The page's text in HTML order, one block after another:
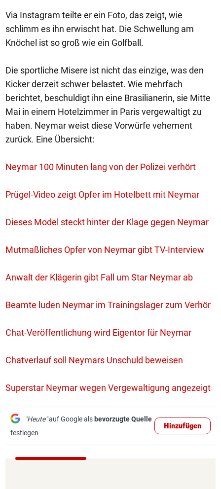
Via Instagram teilte er ein Foto, das zeigt, wie
schlimm es ihn erwischt hat. Die Schwellung am
Knöchel ist so groß wie ein Golfball.
Die sportliche Misere ist nicht das einzige, was den
Kicker derzeit schwer belastet. Wie mehrfach
berichtet, beschuldigt ihn eine Brasilianerin, sie Mitte
Mai in einem Hotelzimmer in Paris vergewaltigt zu
haben. Neymar weist diese Vorwürfe vehement
zurück. Eine Übersicht:
Neymar 100 Minuten lang von der Polizei verhört
Prügel-Video zeigt Opfer im Hotelbett mit Neymar
Dieses Model steckt hinter der Klage gegen Neymar
Mutmaßliches Opfer von Neymar gibt TV-Interview
Anwalt der Klägerin gibt Fall um Star Neymar ab
Beamte luden Neymar im Trainingslager zum Verhör
Chat-Veröffentlichung wird Eigentor für Neymar
Chatverlauf soll Neymars Unschuld beweisen
Superstar Neymar wegen Vergewaltigung angezeigt
"Heute"auf Google als bevorzugte Quelle
festlegen
Hinzufügen